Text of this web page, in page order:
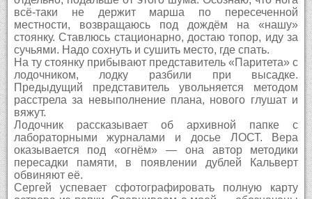
всё-таки не держит марша по пересеченной
местности, возвращаюсь под дождём на «нашу»
стоянку. Ставлюсь стационарно, достаю топор, иду за
сучьями. Надо сохнуть и сушить место, где спать.
На ту стоянку прибывают представитель «Паритета» с
лодочником, лодку разбили при высадке.
Предыдущий представитель увольняется методом
расстрела за невыполнение плана, нового глушат и
вяжут.
Лодочник рассказывает об архивной папке с
лабораторными журналами и досье ЛОСТ. Вера
оказывается под «огнём» — она автор методики
пересадки памяти, в появлении дублей Кальверт
обвиняют её.
Сергей успевает сфотографировать полную карту